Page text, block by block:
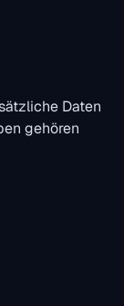
Daten
gehören